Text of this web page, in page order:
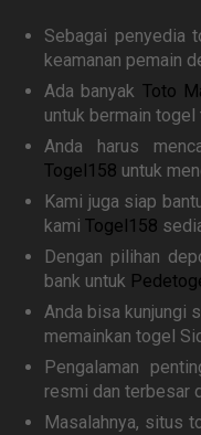
Sebagai penyedia
keamanan pemain
Ada banyak Toto
untuk bermain togel
Anda harus
Togel158 untuk
Kami juga siap
kami Togel158
Dengan pilihan
bank untuk
Anda bisa kunjungi
memainkan togel
Pengalaman
resmi dan terbesar
Masalahnya, situs